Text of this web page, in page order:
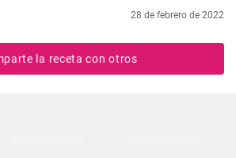
28 de febrero de 2022
la receta con otros